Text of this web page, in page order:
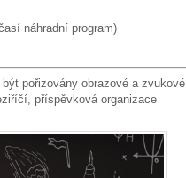
náhradní program)
pořizovány obrazové a zvukové
příspěvková organizace